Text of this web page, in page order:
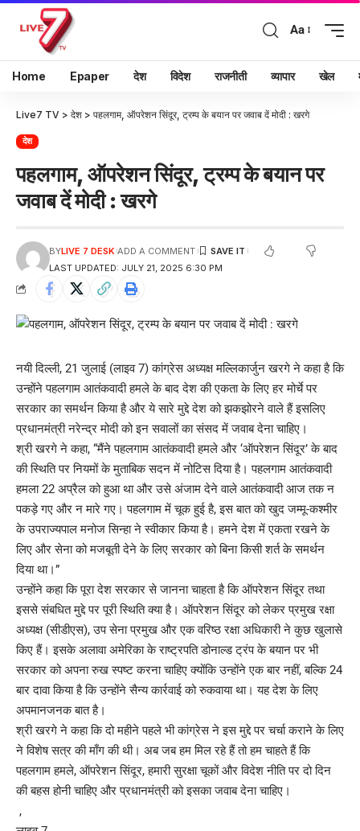
Aa
Home Epaper देश विदेश राजनीती व्यापार खेल
Live7 TV > देश > पहलगाम, ऑपरेशन सिंदूर, ट्रम्प के बयान पर जवाब दें मोदी : खरगे
देश
पहलगाम, ऑपरेशन सिंदूर, ट्रम्प के बयान पर
जवाब दें मोदी : खरगे
LAST UPDATED: JULY 21, 2025 6:30 PM
BYLIVE 7 DESK ADD A COMMENT
नयी दिल्ली, 21 जुलाई (लाइव 7) कांग्रेस अध्यक्ष मल्लिकार्जुन खरगे ने कहा है कि
उन्होंने पहलगाम आतंकवादी हमले के बाद देश की एकता के लिए हर मोर्चे पर
सरकार का समर्थन किया है और ये सारे मुद्दे देश को झकझोरने वाले हैं इसलिए
प्रधानमंत्री नरेन्द्र मोदी को इन सवालों का संसद में जवाब देना चाहिए।
श्री खरगे ने कहा, “मैंने पहलगाम आतंकवादी हमले और ‘ऑपरेशन सिंदूर’ के बाद
की स्थिति पर नियमों के मुताबिक सदन में नोटिस दिया है। पहलगाम आतंकवादी
हमला 22 अप्रैल को हुआ था और उसे अंजाम देने वाले आतंकवादी आज तक न
पकड़े गए और न मारे गए। पहलगाम में चूक हुई है, इस बात को खुद जम्मू-कश्मीर
के उपराज्यपाल मनोज सिन्हा ने स्वीकार किया है। हमने देश में एकता रखने के
लिए और सेना को मजबूती देने के लिए सरकार को बिना किसी शर्त के समर्थन
दिया था।”
उन्होंने कहा कि पूरा देश सरकार से जानना चाहता है कि ऑपरेशन सिंदूर तथा
इससे संबधित मुद्दे पर पूरी स्थिति क्या है। ऑपरेशन सिंदूर को लेकर प्रमुख रक्षा
अध्यक्ष (सीडीएस), उप सेना प्रमुख और एक वरिष्ठ रक्षा अधिकारी ने कुछ खुलासे
किए हैं। इसके अलावा अमेरिका के राष्ट्रपति डोनाल्ड ट्रंप के बयान पर भी
सरकार को अपना रुख स्पष्ट करना चाहिए क्योंकि उन्होंने एक बार नहीं, बल्कि 24
बार दावा किया है कि उन्होंने सैन्य कार्रवाई को रुकवाया था। यह देश के लिए
अपमानजनक बात है।
श्री खरगे ने कहा कि दो महीने पहले भी कांग्रेस ने इस मुद्दे पर चर्चा कराने के लिए
ने विशेष सत्र की माँग की थी। अब जब हम मिल रहे हैं तो हम चाहते हैं कि
पहलगाम हमले, ऑपरेशन सिंदूर, हमारी सुरक्षा चूकों और विदेश नीति पर दो दिन
की बहस होनी चाहिए और प्रधानमंत्री को इसका जवाब देना चाहिए।
,